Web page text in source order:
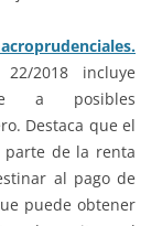
22/2018 incluye
a posibles
Destaca que el
parte de la renta
al pago de
puede obtener